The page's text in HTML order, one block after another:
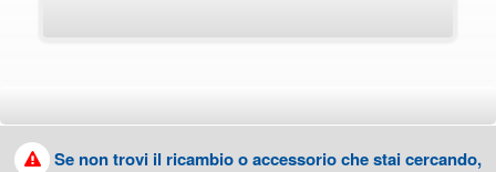
Se non trovi il ricambio o accessorio che stai cercando,